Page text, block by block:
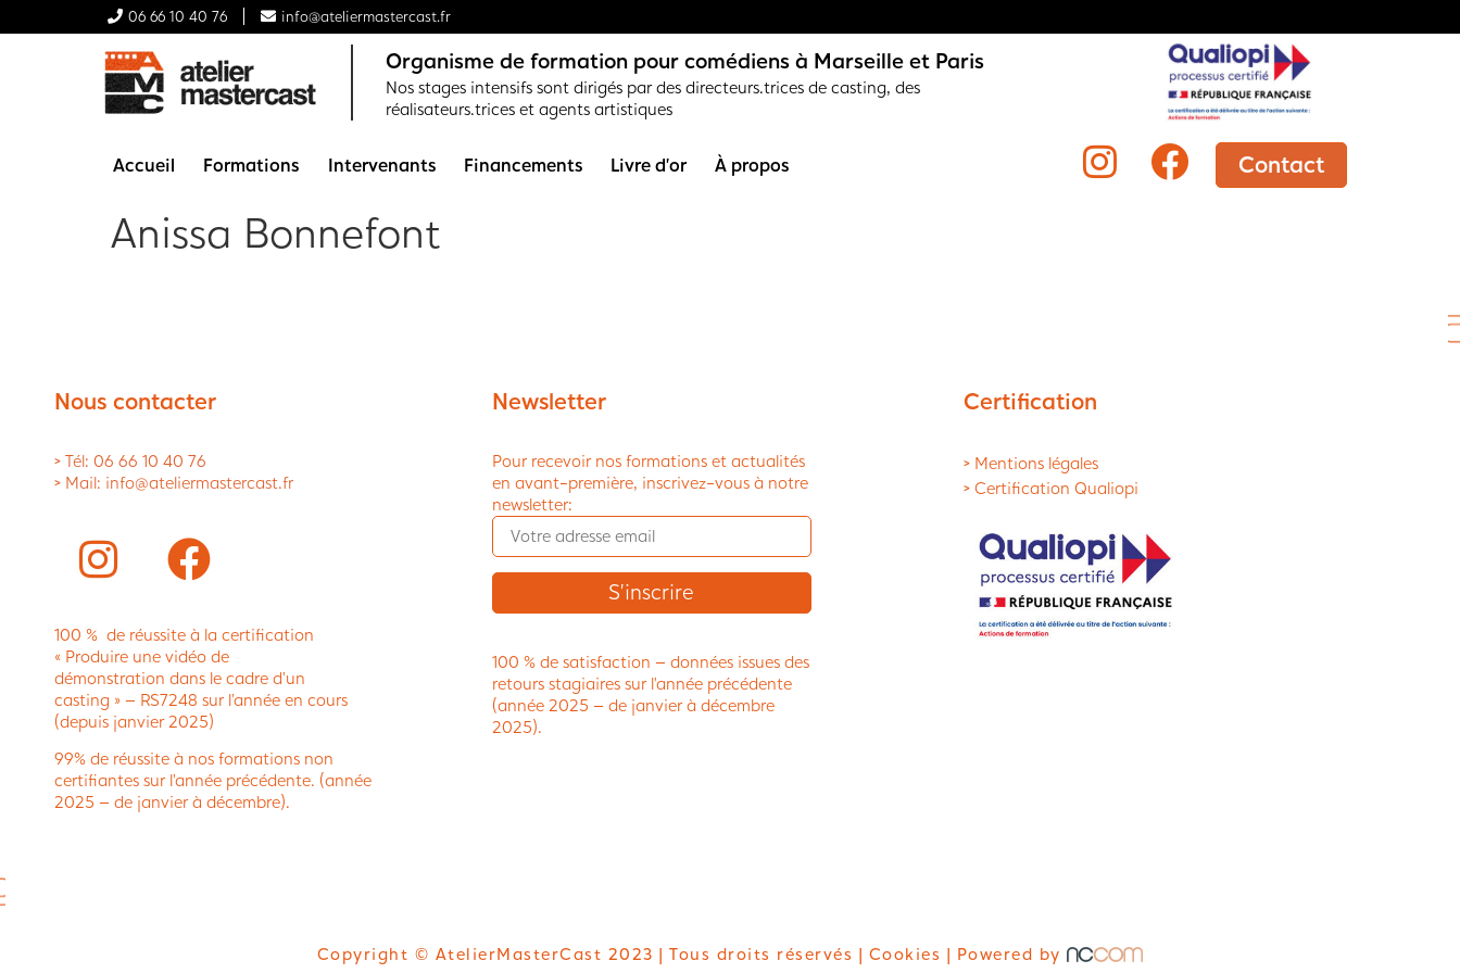
06 66 10 40 76 info@ateliermastercast.fr
Organisme de formation pour comédiens à Marseille et Paris
Nos stages intensifs sont dirigés par des directeurs.trices de casting, des
réalisateurs.trices et agents artistiques
Accueil Formations Intervenants Financements Livre d’or À propos Contact
Anissa Bonnefont
Nous contacter
> Tél: 06 66 10 40 76
> Mail: info@ateliermastercast.fr
100 % de réussite à la certification
« Produire une vidéo de
démonstration dans le cadre d’un
casting » – RS7248 sur l’année en cours
(depuis janvier 2025)
99% de réussite à nos formations non
certifiantes sur l’année précédente. (année
2025 – de janvier à décembre).
Newsletter
Pour recevoir nos formations et actualités
en avant-première, inscrivez-vous à notre
newsletter:
100 % de satisfaction – données issues des
retours stagiaires sur l’année précédente
(année 2025 – de janvier à décembre
2025).
Certification
> Mentions légales
> Certification Qualiopi
Copyright © AtelierMasterCast 2023 | Tous droits réservés | Cookies | Powered by